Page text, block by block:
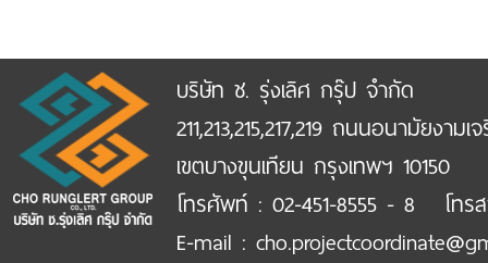
บริษัท ช. รุ่งเลิศ กรุ๊ป จำกัด
211,213,215,217,219 ถนนอนามัยงา
เขตบางขุนเทียน กรุงเทพฯ 10150
โทรศัพท์ : 02-451-8555 - 8 โทรส
E-mail :